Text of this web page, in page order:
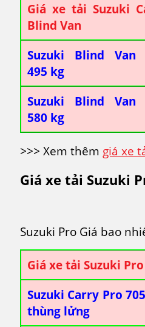
Giá xe tải Suzuki
Blind Van
Suzuki Blind Van
495 kg
Suzuki Blind Van
580 kg
>>> Xem thêm giá xe
Giá xe tải Suzuki
Suzuki Pro Giá bao
Giá xe tải Suzuki Pro
Suzuki Carry Pro
thùng lửng